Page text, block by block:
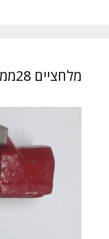
מלחציים 28ממ – פלדה